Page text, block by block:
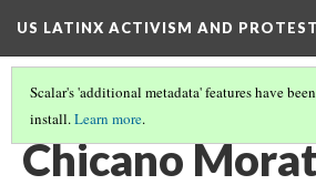
US LATINX ACTIVISM AND
Scalar's 'additional metadata' features have
install.Learn more.
CHICANO MORATORIUM PERSONAL PAGE
Chicano